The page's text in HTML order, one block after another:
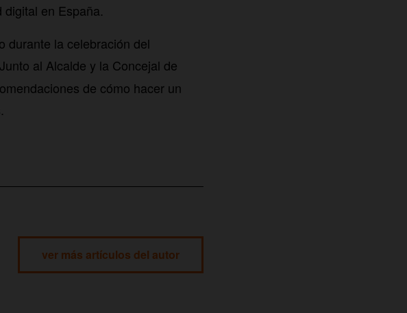
en España.
durante la celebración del
al Alcalde y la Concejal de
de cómo hacer un
ver más artículos del autor